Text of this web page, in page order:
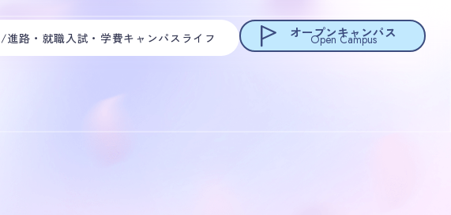
進路・就職入試・学費キャンパスライフ オープンキャンパス
Open Campus